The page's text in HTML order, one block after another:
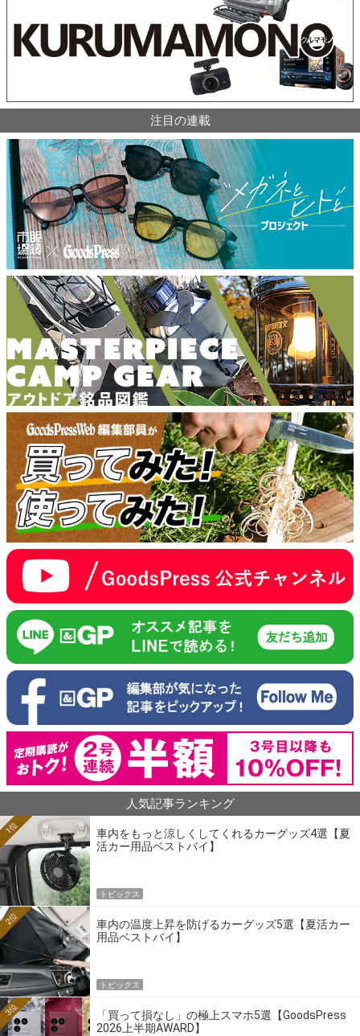
注目の連載
人気記事ランキング
車内をもっと涼しくしてくれるカーグッズ4選【夏
活カー用品ベストバイ】
1位
トピックス
車内の温度上昇を防げるカーグッズ5選【夏活カー
用品ベストバイ】
2位
トピックス
「買って損なし」の極上スマホ5選【GoodsPress
2026上半期AWARD】
3位